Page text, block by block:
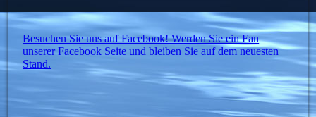
Besuchen Sie uns auf Facebook! Werden Sie ein Fan
unserer Facebook Seite und bleiben Sie auf dem neuesten
Stand.